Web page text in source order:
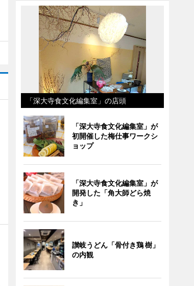
「深大寺食文化編集室」の店頭
「深大寺食文化編集室」が
初開催した梅仕事ワークシ
ョップ
「深大寺食文化編集室」が
開発した「角大師どら焼
き」
讃岐うどん「骨付き鶏 樹」
の内観